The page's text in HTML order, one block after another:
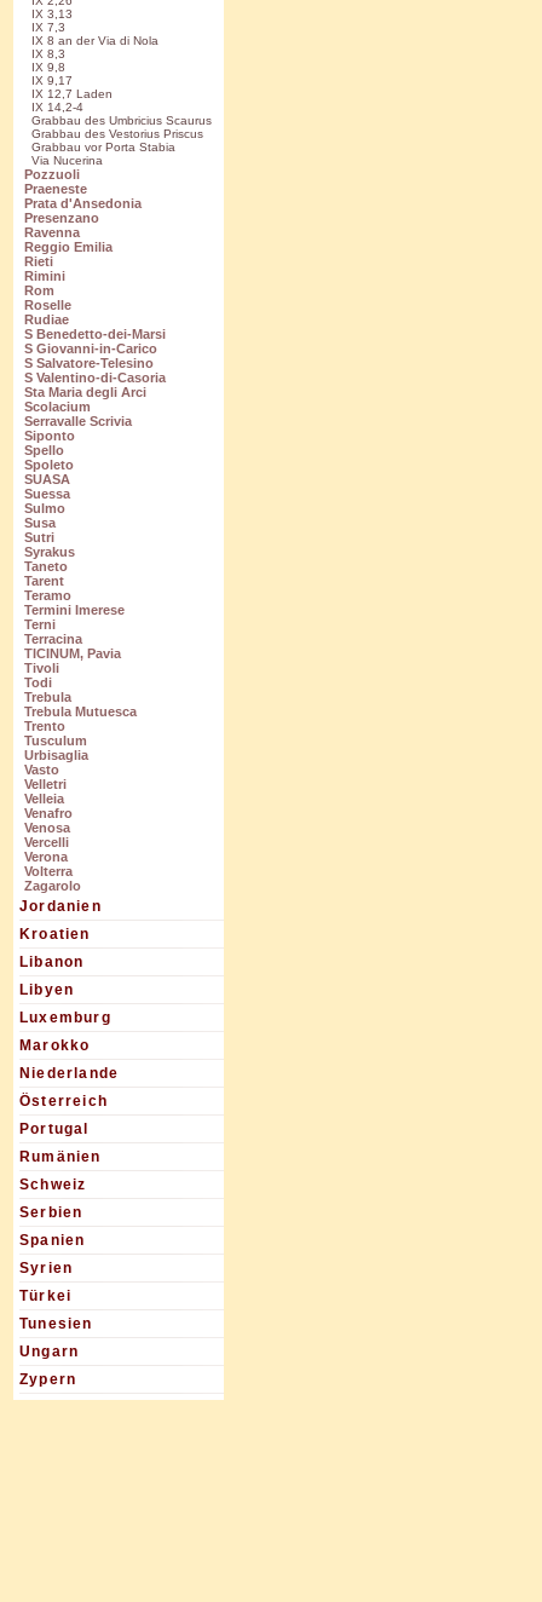
IX 3,13
IX 7,3
IX 8 an der Via di Nola
IX 8,3
IX 9,8
IX 9,17
IX 12,7 Laden
IX 14,2-4
Grabbau des Umbricius Scaurus
Grabbau des Vestorius Priscus
Grabbau vor Porta Stabia
Via Nucerina
Pozzuoli
Praeneste
Prata d'Ansedonia
Presenzano
Ravenna
Reggio Emilia
Rieti
Rimini
Rom
Roselle
Rudiae
S Benedetto-dei-Marsi
S Giovanni-in-Carico
S Salvatore-Telesino
S Valentino-di-Casoria
Sta Maria degli Arci
Scolacium
Serravalle Scrivia
Siponto
Spello
Spoleto
SUASA
Suessa
Sulmo
Susa
Sutri
Syrakus
Taneto
Tarent
Teramo
Termini Imerese
Terni
Terracina
TICINUM, Pavia
Tivoli
Todi
Trebula
Trebula Mutuesca
Trento
Tusculum
Urbisaglia
Vasto
Velletri
Velleia
Venafro
Venosa
Vercelli
Verona
Volterra
Zagarolo
Jordanien
Kroatien
Libanon
Libyen
Luxemburg
Marokko
Niederlande
Österreich
Portugal
Rumänien
Schweiz
Serbien
Spanien
Syrien
Türkei
Tunesien
Ungarn
Zypern